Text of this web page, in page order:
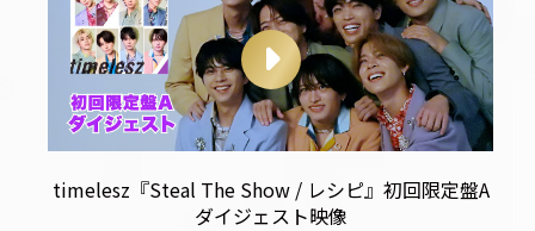
timelesz『Steal The Show / レシピ』初回限定盤A
ダイジェスト映像